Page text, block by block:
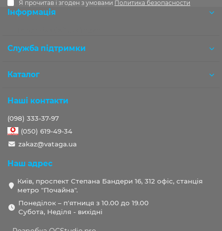
Я прочитав і згоден з умовами Политика безопасности
Інформація
Служба підтримки
Каталог
Наші контакти
(098) 333-37-97
(050) 619-49-34
zakaz@vataga.ua
Наш адрес
Київ, проспект Степана Бандери 16, 312 офіс, станція
метро "Почайна".
Понеділок – п'ятниця з 10.00 до 19.00
Субота, Неділя - вихідні